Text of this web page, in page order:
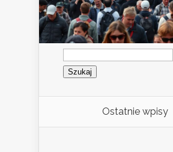
Szukaj:
Ostatnie wpisy